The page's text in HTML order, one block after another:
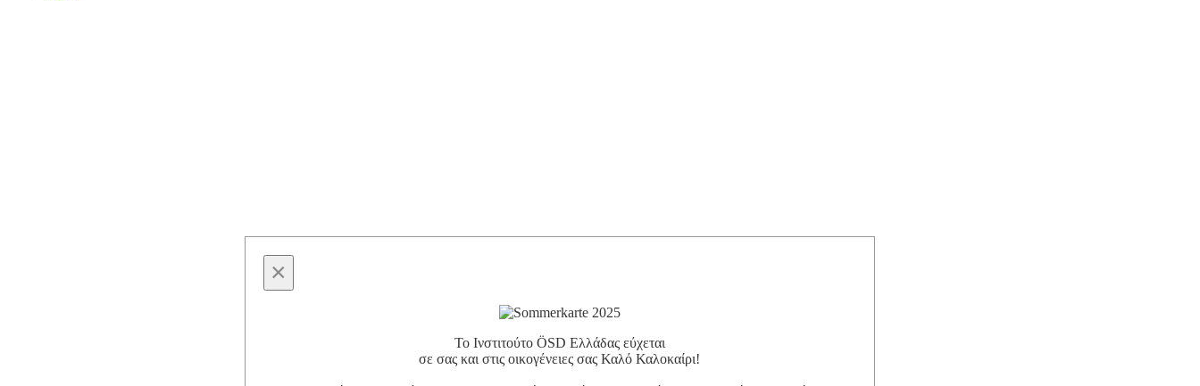
×
Το Ινστιτούτο ÖSD Ελλάδας εύχεται
σε σας και στις οικογένειες σας Καλό Καλοκαίρι!